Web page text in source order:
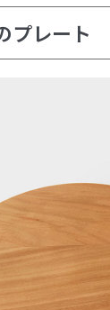
プレート